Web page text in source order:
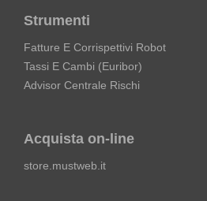
Strumenti
Fatture E Corrispettivi Robot
Tassi E Cambi (Euribor)
Advisor Centrale Rischi
Acquista on-line
store.mustweb.it